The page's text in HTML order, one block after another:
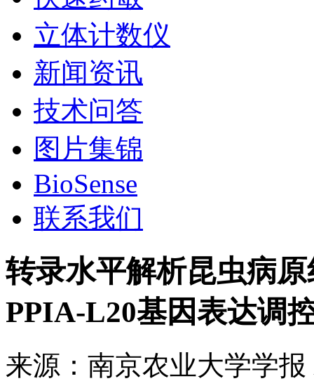
立体计数仪
新闻资讯
技术问答
图片集锦
BioSense
联系我们
转录水平解析昆虫病
PPIA-L20基因表达调
来源： 南京农业大学学报